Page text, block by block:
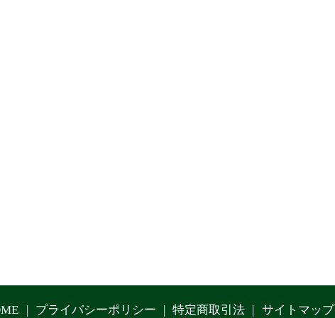
プライバシーポリシー 特定商取引法 サイトマップ